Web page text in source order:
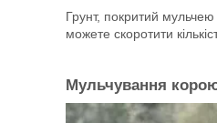
Грунт, покритий мульчею
можете скоротити
Мульчування